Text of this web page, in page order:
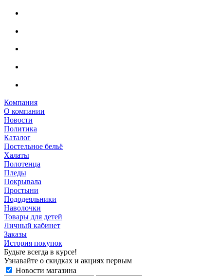
Компания
О компании
Новости
Политика
Каталог
Постельное бельё
Халаты
Полотенца
Пледы
Покрывала
Простыни
Пододеяльники
Наволочки
Товары для детей
Личный кабинет
Заказы
История покупок
Будьте всегда в курсе!
Узнавайте о скидках и акциях первым
Новости магазина